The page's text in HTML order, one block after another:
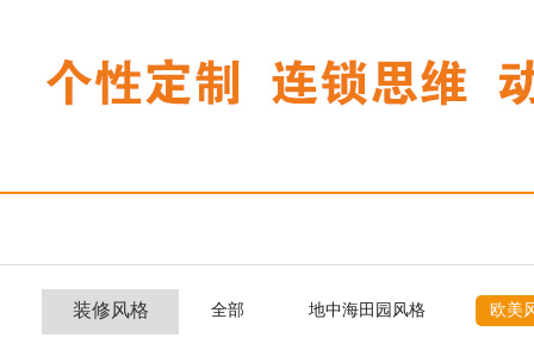
装修风格 全部 地中海田园风格 欧美